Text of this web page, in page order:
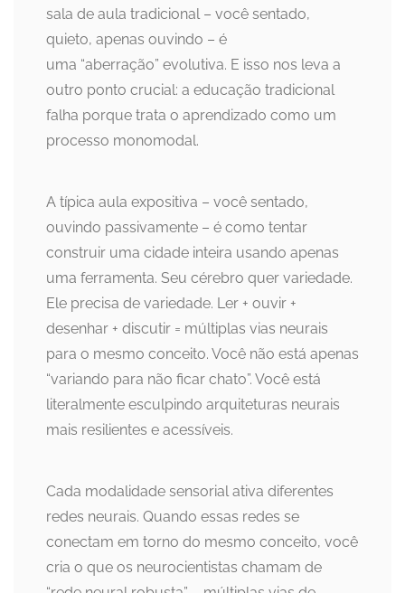
sala de aula tradicional – você sentado,
quieto, apenas ouvindo – é
uma “aberração” evolutiva. E isso nos leva a
outro ponto crucial: a educação tradicional
falha porque trata o aprendizado como um
processo monomodal.
A típica aula expositiva – você sentado,
ouvindo passivamente – é como tentar
construir uma cidade inteira usando apenas
uma ferramenta. Seu cérebro quer variedade.
Ele precisa de variedade. Ler + ouvir +
desenhar + discutir = múltiplas vias neurais
para o mesmo conceito. Você não está apenas
“variando para não ficar chato”. Você está
literalmente esculpindo arquiteturas neurais
mais resilientes e acessíveis.
Cada modalidade sensorial ativa diferentes
redes neurais. Quando essas redes se
conectam em torno do mesmo conceito, você
cria o que os neurocientistas chamam de